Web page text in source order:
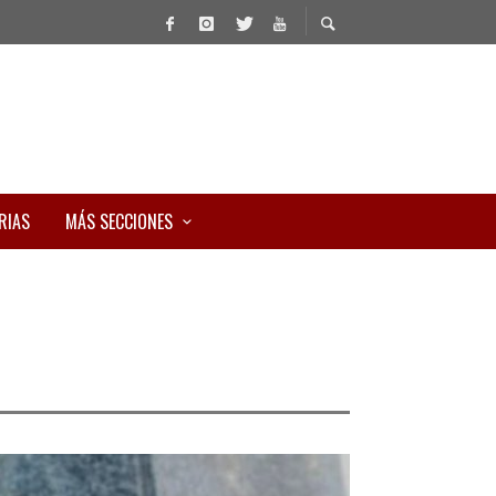
MÁS SECCIONES